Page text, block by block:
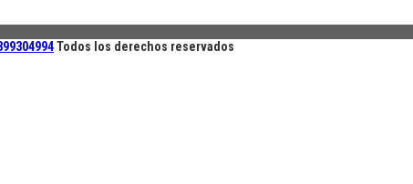
Todos los derechos reservados